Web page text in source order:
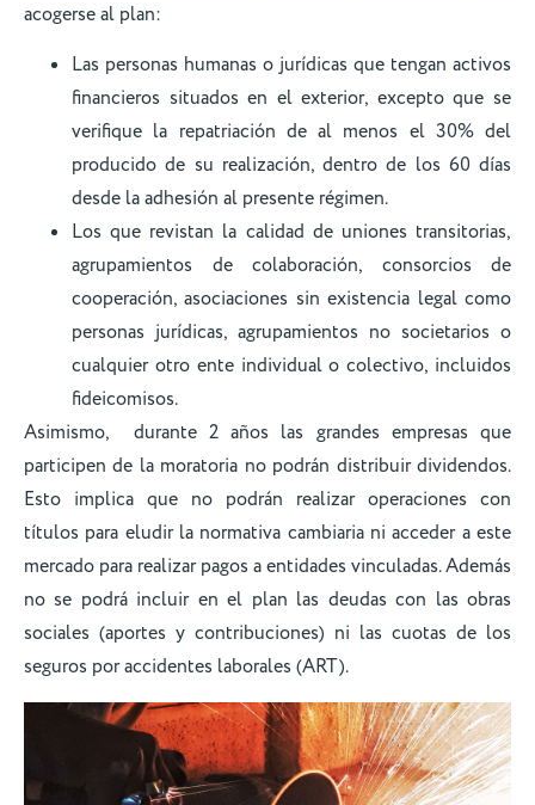
acogerse al plan:
Las personas humanas o jurídicas que tengan activos
financieros situados en el exterior, excepto que se
verifique la repatriación de al menos el 30% del
producido de su realización, dentro de los 60 días
desde la adhesión al presente régimen.
Los que revistan la calidad de uniones transitorias,
agrupamientos de colaboración, consorcios de
cooperación, asociaciones sin existencia legal como
personas jurídicas, agrupamientos no societarios o
cualquier otro ente individual o colectivo, incluidos
fideicomisos.
Asimismo, durante 2 años las grandes empresas que
participen de la moratoria no podrán distribuir dividendos.
Esto implica que no podrán realizar operaciones con
títulos para eludir la normativa cambiaria ni acceder a este
mercado para realizar pagos a entidades vinculadas. Además
no se podrá incluir en el plan las deudas con las obras
sociales (aportes y contribuciones) ni las cuotas de los
seguros por accidentes laborales (ART).